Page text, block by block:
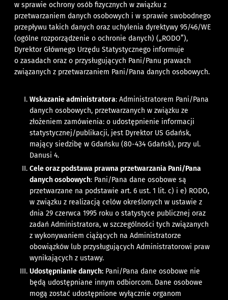
w sprawie ochrony osób fizycznych w związku z
przetwarzaniem danych osobowych i w sprawie swobodnego
przepływu takich danych oraz uchylenia dyrektywy 95/46/WE
(ogólne rozporządzenie o ochronie danych) („RODO”),
Dyrektor Głównego Urzędu Statystycznego informuje
o zasadach oraz o przysługujących Pani/Panu prawach
związanych z przetwarzaniem Pani/Pana danych osobowych.
Wskazanie administratora: Administratorem Pani/Pana
danych osobowych, przetwarzanych w związku ze
złożeniem zamówienia: o udostępnienie informacji
statystycznej/publikacji, jest Dyrektor US Gdańsk,
mający siedzibę w Gdańsku (80-434 Gdańsk), przy ul.
Danusi 4.
Cele oraz podstawa prawna przetwarzania Pani/Pana
danych osobowych: Pani/Pana dane osobowe są
przetwarzane na podstawie art. 6 ust. 1 lit. c) i e) RODO,
w związku z realizacją celów określonych w ustawie z
dnia 29 czerwca 1995 roku o statystyce publicznej oraz
zadań Administratora, w szczególności tych związanych
z wykonywaniem ciążących na Administratorze
obowiązków lub przysługujących Administratorowi praw
wynikających z ustawy.
Udostępnianie danych: Pani/Pana dane osobowe nie
będą udostępniane innym odbiorcom. Dane osobowe
mogą zostać udostępnione wyłącznie organom